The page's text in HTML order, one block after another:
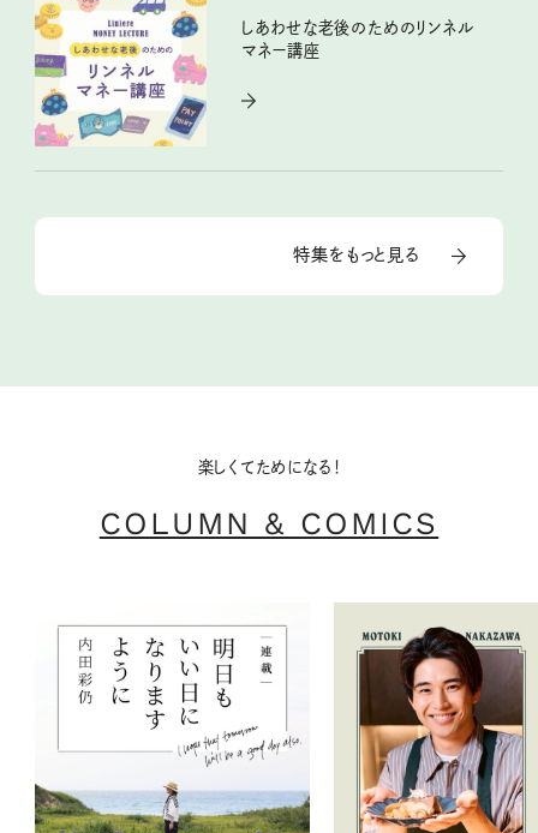
しあわせな老後のためのリンネル
マネー講座
特集をもっと見る
楽しくてためになる！
COLUMN & COMICS